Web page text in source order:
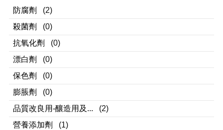
防腐劑
(2)
殺菌劑
(0)
抗氧化劑
(0)
漂白劑
(0)
保色劑
(0)
膨脹劑
(0)
品質改良用-釀造用及...
(2)
營養添加劑
(1)